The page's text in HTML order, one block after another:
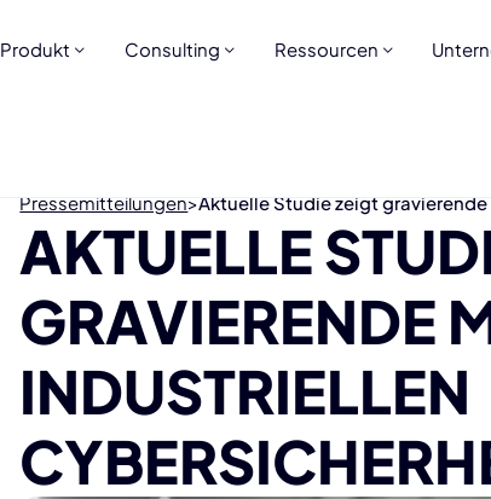
Produkt Consulting Ressourcen
Pressemitteilungen>Aktuelle Studie zeigt
AKTUELLE
GRAVIERENDE
INDUSTRIELLEN